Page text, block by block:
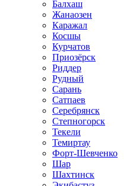
Балхаш
Жанаозен
Каражал
Косшы
Курчатов
Приозёрск
Риддер
Рудный
Сарань
Сатпаев
Серебрянск
Степногорск
Текели
Темиртау
Форт-Шевченко
Шар
Шахтинск